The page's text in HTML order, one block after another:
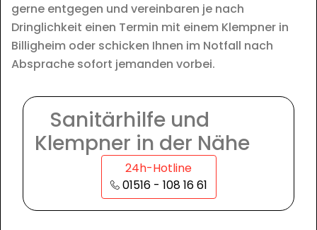
gerne entgegen und vereinbaren je nach
Dringlichkeit einen Termin mit einem Klempner in
Billigheim oder schicken Ihnen im Notfall nach
Absprache sofort jemanden vorbei.
Sanitärhilfe und
Klempner in der Nähe
24h-Hotline
01516 - 108 16 61